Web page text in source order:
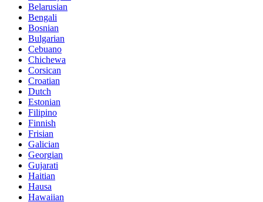
Belarusian
Bengali
Bosnian
Bulgarian
Cebuano
Chichewa
Corsican
Croatian
Dutch
Estonian
Filipino
Finnish
Frisian
Galician
Georgian
Gujarati
Haitian
Hausa
Hawaiian